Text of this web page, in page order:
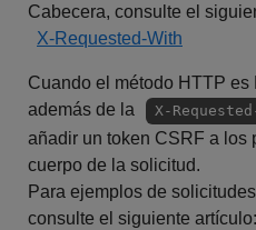
Cabecera, consulte el
X-Requested-With
Cuando el método HTTP
además de la
X-
añadir un token CSRF a los
cuerpo de la solicitud.
Para ejemplos de
consulte el siguiente artículo: